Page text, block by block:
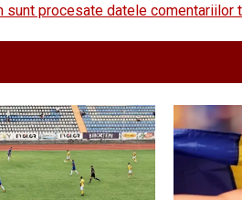
sunt procesate datele comentariilor